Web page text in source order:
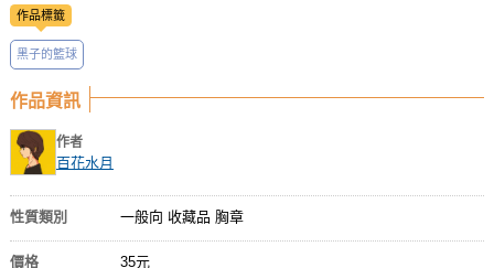
作品標籤
黑子的籃球
作品資訊
作者
百花水月
性質類別 一般向 收藏品 胸章
價格 35元